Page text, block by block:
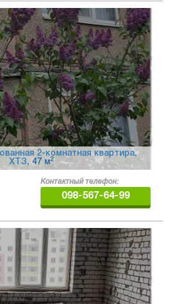
2-комнатная квартира,
ХТЗ, 47 м2
Контактный телефон:
098-567-64-99